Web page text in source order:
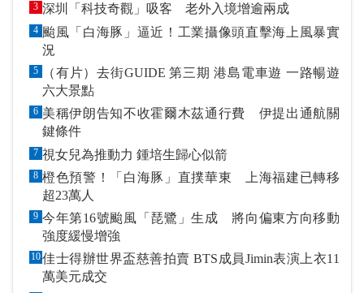
3 深圳「科技奇觀」吸客 老外入境增逾兩成
4 颱風「白海豚」逼近！工業攝像頭直擊海上風暴實
況
5
（有片）去街GUIDE 第三期 港島電車遊 一路暢遊
六大景點
6 美稱伊朗告知不收霍爾木茲通行費 伊提出通航關
鍵條件
7 視女兒為推動力 鍾培生歸心似箭
8 橙色預警！「白海豚」直撲華東 上海福建已轉移
超23萬人
9 今年第16號颱風「琵鷺」生成 將向偏東方向移動
強度緩慢增強
10佳士得辦世界盃慈善拍賣 BTS成員Jimin表演上衣11
萬美元成交